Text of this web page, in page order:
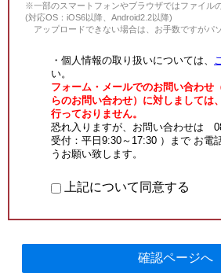
※一部のスマートフォンやブラウザではファイル
(対応OS：iOS6以降、Android2.2以降)
アップロードできない場合は、お手数ですがパ
・個人情報の取り扱いについては、
い。
フォーム・メールでのお問い合わせ
らのお問い合わせ）に対しましては
行っておりません。
恐れ入りますが、お問い合わせは
受付：平日9:30～17:30 ）まで お電
うお願い致します。
上記について同意する
確認ページへ